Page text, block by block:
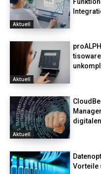
Aktuell
Aktuell
Aktuell
Vorteile